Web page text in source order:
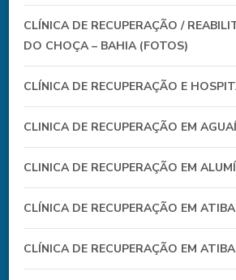
CLÍNICA DE RECUPERAÇÃO /
DO CHOÇA – BAHIA (FOTOS)
CLÍNICA DE RECUPERAÇÃO E
CLINICA DE RECUPERAÇÃO EM AGUAÍ
CLINICA DE RECUPERAÇÃO EM
CLÍNICA DE RECUPERAÇÃO EM
CLÍNICA DE RECUPERAÇÃO EM